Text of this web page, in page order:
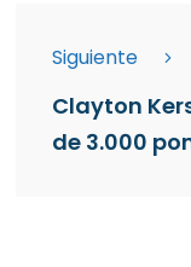
Siguiente
Clayton
de 3.000